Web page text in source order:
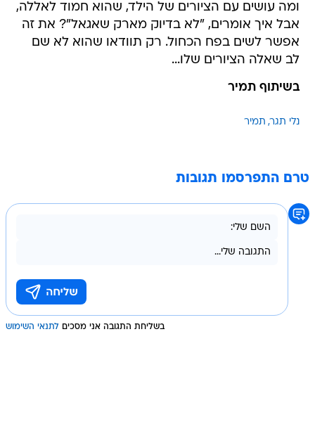
ומה עושים עם הציורים של הילד, שהוא חמוד לאללה,
אבל איך אומרים, "לא בדיוק מארק שאגאל"? את זה
אפשר לשים בפח הכחול. רק תוודאו שהוא לא שם
לב שאלה הציורים שלו...
בשיתוף תמיר
נלי תגר תמיר
טרם התפרסמו תגובות
בשליחת התגובה אני מסכים לתנאי השימוש